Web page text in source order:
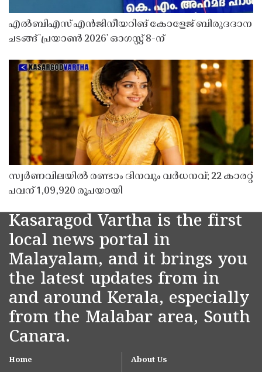
എൽബിഎസ് എൻജിനീയറിങ് കോളേജ് ബിരുദദാന
ചടങ്ങ് 'പ്രയാൺ 2026' ഓഗസ്റ്റ് 8-ന്
സ്വർണവിലയിൽ രണ്ടാം ദിനവും വർധനവ്; 22 കാരറ്റ്
പവന് 1,09,920 രൂപയായി
Kasaragod Vartha is the first
local news portal in
Malayalam, and it brings you
the latest updates from in
and around Kerala, especially
from the Malabar area, South
Canara.
Home About Us